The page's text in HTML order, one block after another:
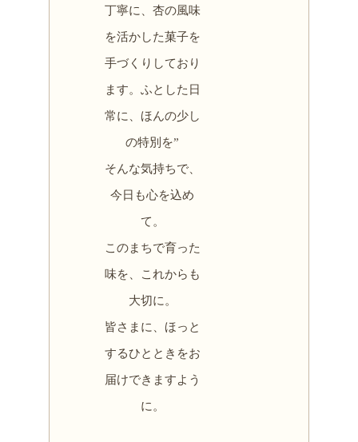
丁寧に、杏の風味
を活かした菓子を
手づくりしており
ます。ふとした日
常に、ほんの少し
の特別を”
そんな気持ちで、
今日も心を込め
て。
このまちで育った
味を、これからも
大切に。
皆さまに、ほっと
するひとときをお
届けできますよう
に。